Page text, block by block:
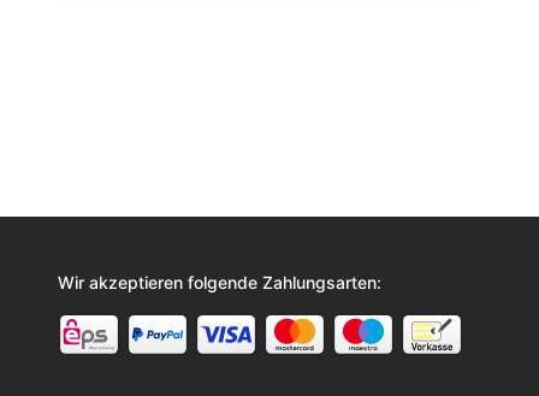
Wir akzeptieren folgende Zahlungsarten: